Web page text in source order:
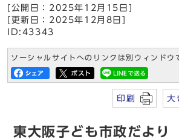
[公開日：2025年12月15日]
[更新日：2025年12月8日]
ID:43343
ソーシャルサイトへのリンクは別ウィンドウ
印刷 大
東大阪子ども市政だより